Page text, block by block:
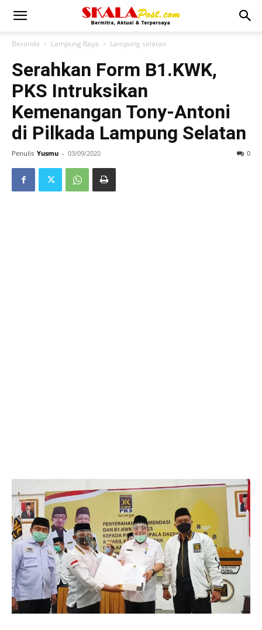
Beranda Lampung Raya Lampung selatan
Serahkan Form B1.KWK,
PKS Intruksikan
Kemenangan Tony-Antoni
di Pilkada Lampung Selatan
Penulis Yusmu - 03/09/2020 0